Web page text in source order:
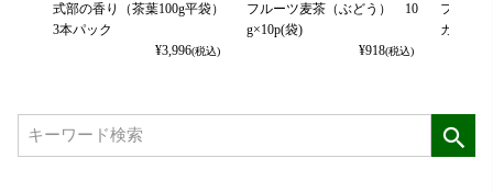
式部の香り（茶葉100g平袋）
3本パック
¥3,996(税込)
フルーツ麦茶（ぶどう） 10
g×10p(袋)
¥918(税込)
フルー
カット